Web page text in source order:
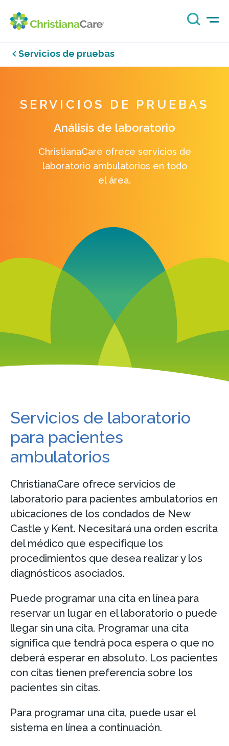
Servicios de pruebas
SERVICIOS DE PRUEBAS
Análisis de laboratorio
ChristianaCare ofrece servicios de
laboratorio ambulatorios en todo
el área.
Servicios de laboratorio
para pacientes
ambulatorios
ChristianaCare ofrece servicios de
laboratorio para pacientes ambulatorios en
ubicaciones de los condados de New
Castle y Kent. Necesitará una orden escrita
del médico que especifique los
procedimientos que desea realizar y los
diagnósticos asociados.
Puede programar una cita en línea para
reservar un lugar en el laboratorio o puede
llegar sin una cita. Programar una cita
significa que tendrá poca espera o que no
deberá esperar en absoluto. Los pacientes
con citas tienen preferencia sobre los
pacientes sin citas.
Para programar una cita, puede usar el
sistema en línea a continuación.